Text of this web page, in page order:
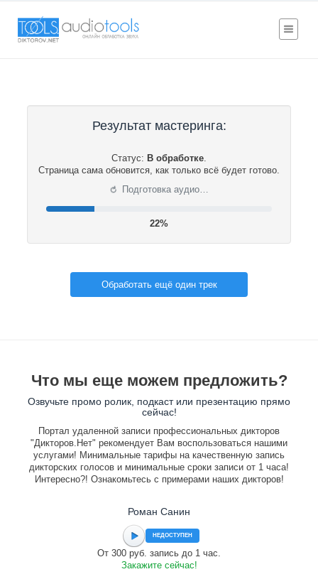
Результат мастеринга:
Статус: В обработке.
Страница сама обновится, как только всё будет готово.
⟳ Подготовка аудио…
22%
Обработать ещё один трек
Что мы еще можем предложить?
Озвучьте промо ролик, подкаст или презентацию прямо
сейчас!
Портал удаленной записи профессиональных дикторов
"Дикторов.Нет" рекомендует Вам воспользоваться нашими
услугами! Минимальные тарифы на качественную запись
дикторских голосов и минимальные сроки записи от 1 часа!
Интересно?! Ознакомьтесь с примерами наших дикторов!
Роман Санин
НЕДОСТУПЕН
От 300 руб. запись до 1 час.
Закажите сейчас!